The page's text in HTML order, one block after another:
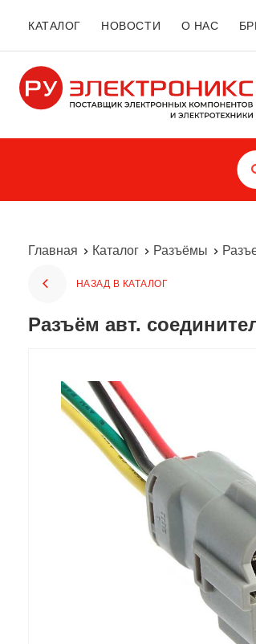
КАТАЛОГ НОВОСТИ О НАС
Главная Каталог Разъёмы
НАЗАД В КАТАЛОГ
Разъём авт.